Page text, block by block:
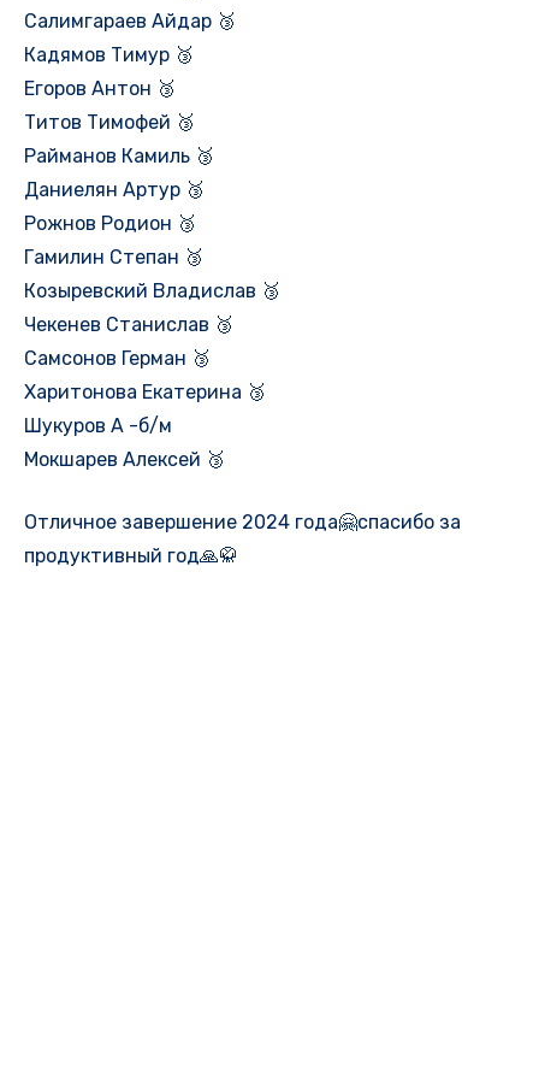
Салимгараев Айдар 🥉
Кадямов Тимур 🥉
Егоров Антон 🥉
Титов Тимофей 🥉
Райманов Камиль 🥉
Даниелян Артур 🥉
Рожнов Родион 🥉
Гамилин Степан 🥉
Козыревский Владислав 🥉
Чекенев Станислав 🥉
Самсонов Герман 🥉
Харитонова Екатерина 🥉
Шукуров А -б/м
Мокшарев Алексей 🥉
Отличное завершение 2024 года🤗спасибо за
продуктивный год🙏🥋